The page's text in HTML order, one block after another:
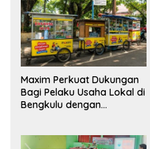
Maxim Perkuat Dukungan
Bagi Pelaku Usaha Lokal di
Bengkulu dengan
Pasar